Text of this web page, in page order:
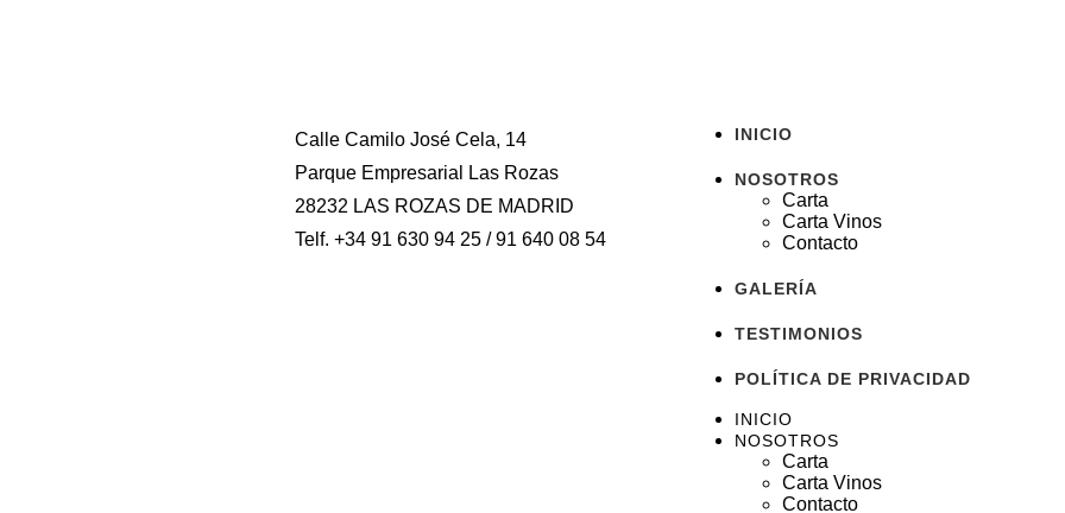
Calle Camilo José Cela, 14
Parque Empresarial Las Rozas
28232 LAS ROZAS DE MADRID
Telf. +34 91 630 94 25 / 91 640 08 54
INICIO
NOSOTROS
Carta
Carta Vinos
Contacto
GALERÍA
TESTIMONIOS
POLÍTICA DE PRIVACIDAD
INICIO
NOSOTROS
Carta
Carta Vinos
Contacto